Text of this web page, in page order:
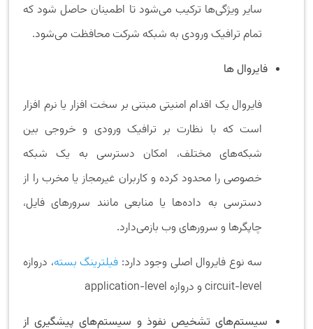
سایر ویژگی‌ها ترکیب می‌شود تا اطمینان حاصل شود که
تمام ترافیک ورودی به شبکه شرکت محافظت می‌شود.
فایروال ها
فایروال یک اقدام امنیتی مبتنی بر سخت افزار یا نرم افزار
است که با نظارت بر ترافیک ورودی و خروجی بین
شبکه‌های مختلف، امکان دسترسی به یک شبکه
خصوصی را محدود کرده و کاربران غیرمجاز یا مخرب را از
دسترسی به داده‌ها یا منابعی مانند سرورهای فایل،
چاپگرها و سرورهای وب بازمی‌دارد.
سه نوع فایروال اصلی وجود دارد: فیلترینگ بسته، دروازه
circuit-level و دروازه application-level
سیستم‌های تشخیص نفوذ و سیستم‌های پیشگیری از